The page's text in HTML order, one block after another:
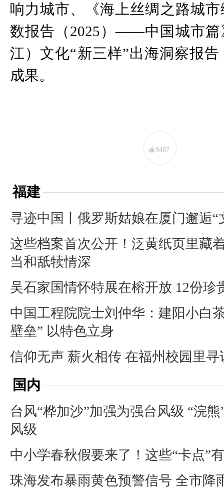
响力城市、《海上丝绸之路城
数报告（2025）——中国城市篇
江）文化“新三样”出海洞察报告
成果。
9407
福建
寻迹中国丨俄罗斯姑娘在厦门邂逅“
这些档案首次公开！泛黄纸页里藏
当和舐犊情深
吴石家国情怀特展在榕开放 12份珍
中国工程院院士刘仲华：建阳小白
壁垒” 以特色立身
信仰无声 薪火相传 在福州校园里寻
国内
台风“桦加沙”加强为强台风级 “浣
风级
中小学春秋假要来了！这些“卡点”
珠海发布暴雨黄色预警信号 全市降